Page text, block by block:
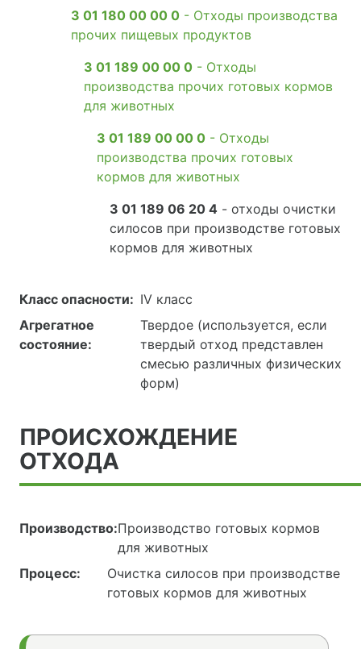
3 01 180 00 00 0 - Отходы производства
прочих пищевых продуктов
3 01 189 00 00 0 - Отходы
производства прочих готовых кормов
для животных
3 01 189 00 00 0 - Отходы
производства прочих готовых
кормов для животных
3 01 189 06 20 4 - отходы очистки
силосов при производстве готовых
кормов для животных
Класс опасности: IV класс
Агрегатное
состояние:
Твердое (используется, если
твердый отход представлен
смесью различных физических
форм)
ПРОИСХОЖДЕНИЕ
ОТХОДА
Производство:Производство готовых кормов
для животных
Процесс:
Очистка силосов при производстве
готовых кормов для животных